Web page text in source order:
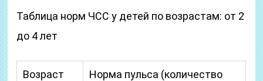
Таблица норм ЧСС у детей по возрастам: от 2
до 4 лет
Возраст Норма пульса (количество